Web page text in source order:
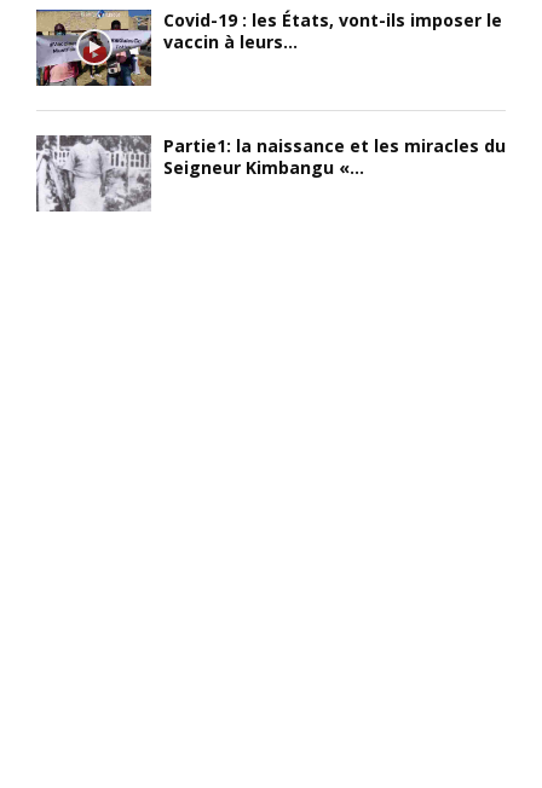
Covid-19 : les États, vont-ils imposer le
vaccin à leurs...
Partie1: la naissance et les miracles du
Seigneur Kimbangu «...